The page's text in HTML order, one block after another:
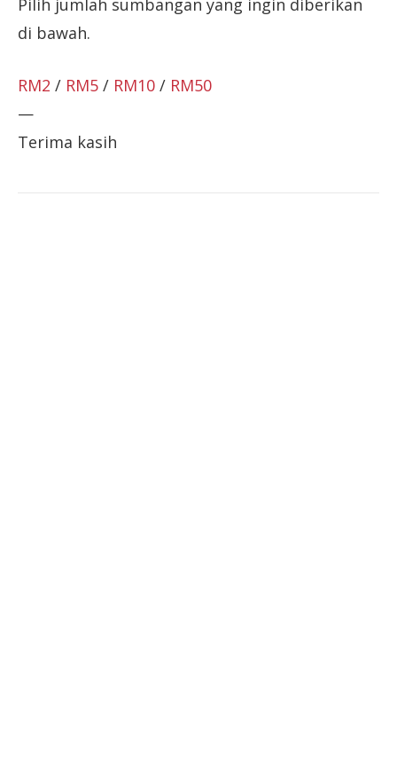
di bawah.
RM2 / RM5 / RM10 / RM50
—
Terima kasih